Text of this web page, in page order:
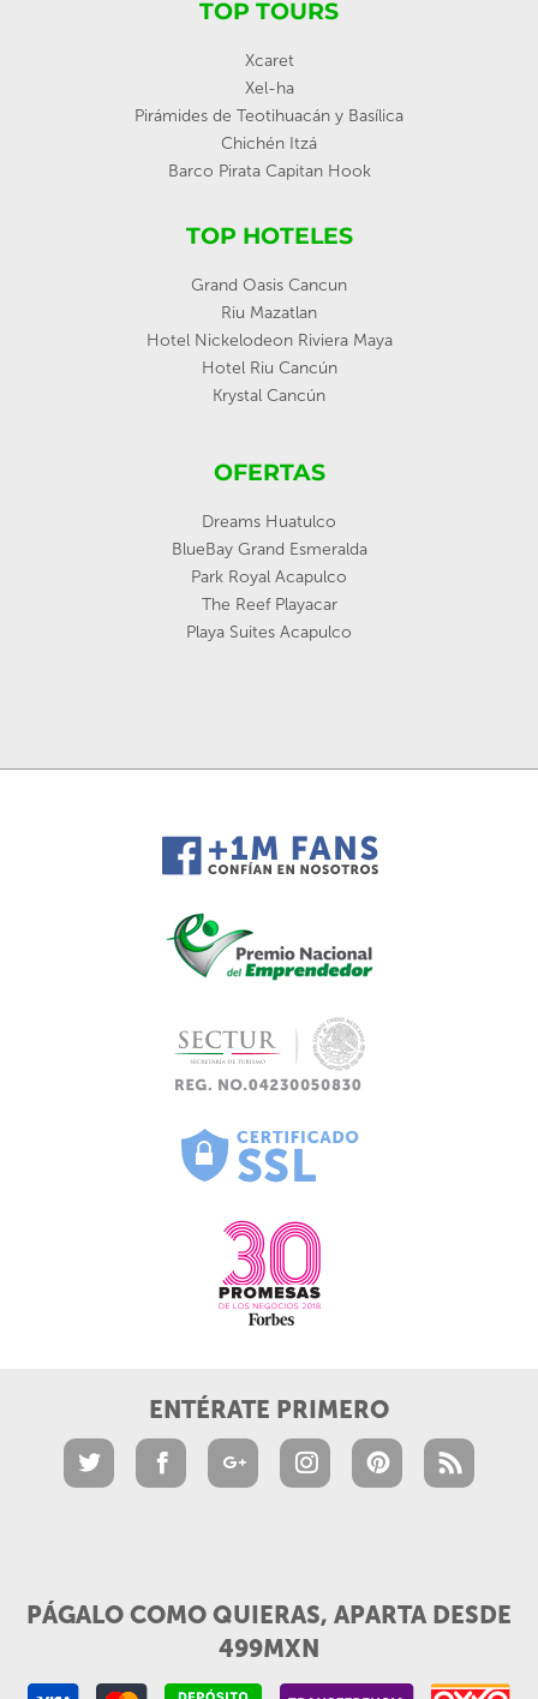
TOP TOURS
Xcaret
Xel-ha
Pirámides de Teotihuacán y Basílica
Chichén Itzá
Barco Pirata Capitan Hook
TOP HOTELES
Grand Oasis Cancun
Riu Mazatlan
Hotel Nickelodeon Riviera Maya
Hotel Riu Cancún
Krystal Cancún
OFERTAS
Dreams Huatulco
BlueBay Grand Esmeralda
Park Royal Acapulco
The Reef Playacar
Playa Suites Acapulco
ENTÉRATE PRIMERO
PÁGALO COMO QUIERAS, APARTA DESDE
499MXN